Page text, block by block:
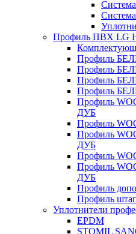
Профиль ПВХ LG
Профиль
Профиль
Профиль
Профиль
Профиль
ДУБ
Профиль
Профиль
ДУБ
Профиль
Профиль
ДУБ
Профиль
Профиль
Уплотнители
EPDM
STOMIL